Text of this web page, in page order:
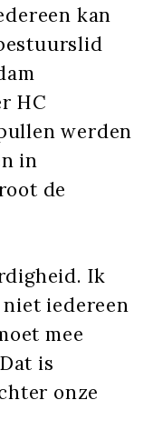
kan
HC
werden
in
de
Ik
iedereen
mee
is
onze